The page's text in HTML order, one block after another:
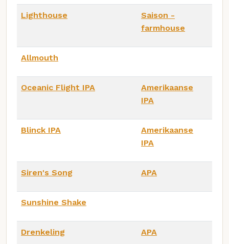
Lighthouse
Saison -
farmhouse
Allmouth
Oceanic Flight IPA
Amerikaanse
IPA
Blinck IPA
Amerikaanse
IPA
Siren's Song APA
Sunshine Shake
Drenkeling APA